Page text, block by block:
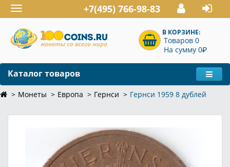
Toggle
navigation
+7(495) 766-98-83
В КОРЗИНЕ:
Товаров 0
На сумму 0P
Каталог товаров
Монеты Европа Гернси Гернси 1959 8 дублей